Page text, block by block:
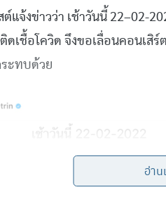
ต์แจ้งข่าวว่า เช้าวันนี้ 22–02-
ดเชื้อโควิด จึงขอเลื่อนคอนเสิ
ะทบด้วย
อ่าน